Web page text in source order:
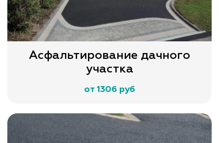
Асфальтирование дачного
участка
от 1306 руб